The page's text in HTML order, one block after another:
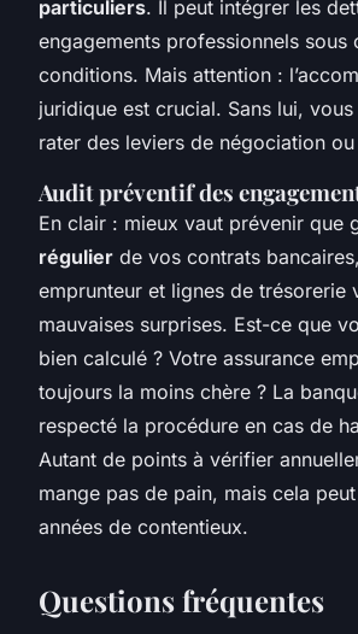
particuliers. Il peut intégrer les
engagements professionnels sous
conditions. Mais attention :
juridique est crucial. Sans lui,
rater des leviers de négociation ou
Audit préventif des
En clair : mieux vaut prévenir que
régulier de vos contrats
emprunteur et lignes de trésorerie
mauvaises surprises. Est-ce que
bien calculé ? Votre assurance
toujours la moins chère ? La
respecté la procédure en cas de
Autant de points à vérifier
mange pas de pain, mais cela
années de contentieux.
Questions fréquentes